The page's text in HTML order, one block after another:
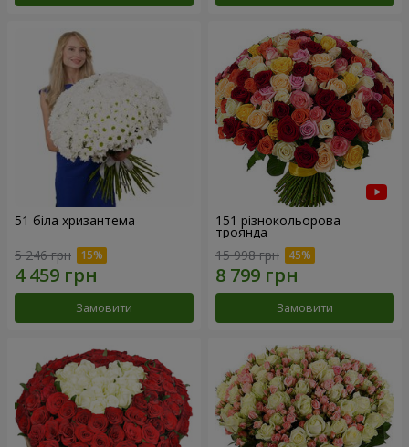
51 біла хризантема
5 246 грн
Замовити
151 різнокольорова
троянда
15 998 грн
Замовити